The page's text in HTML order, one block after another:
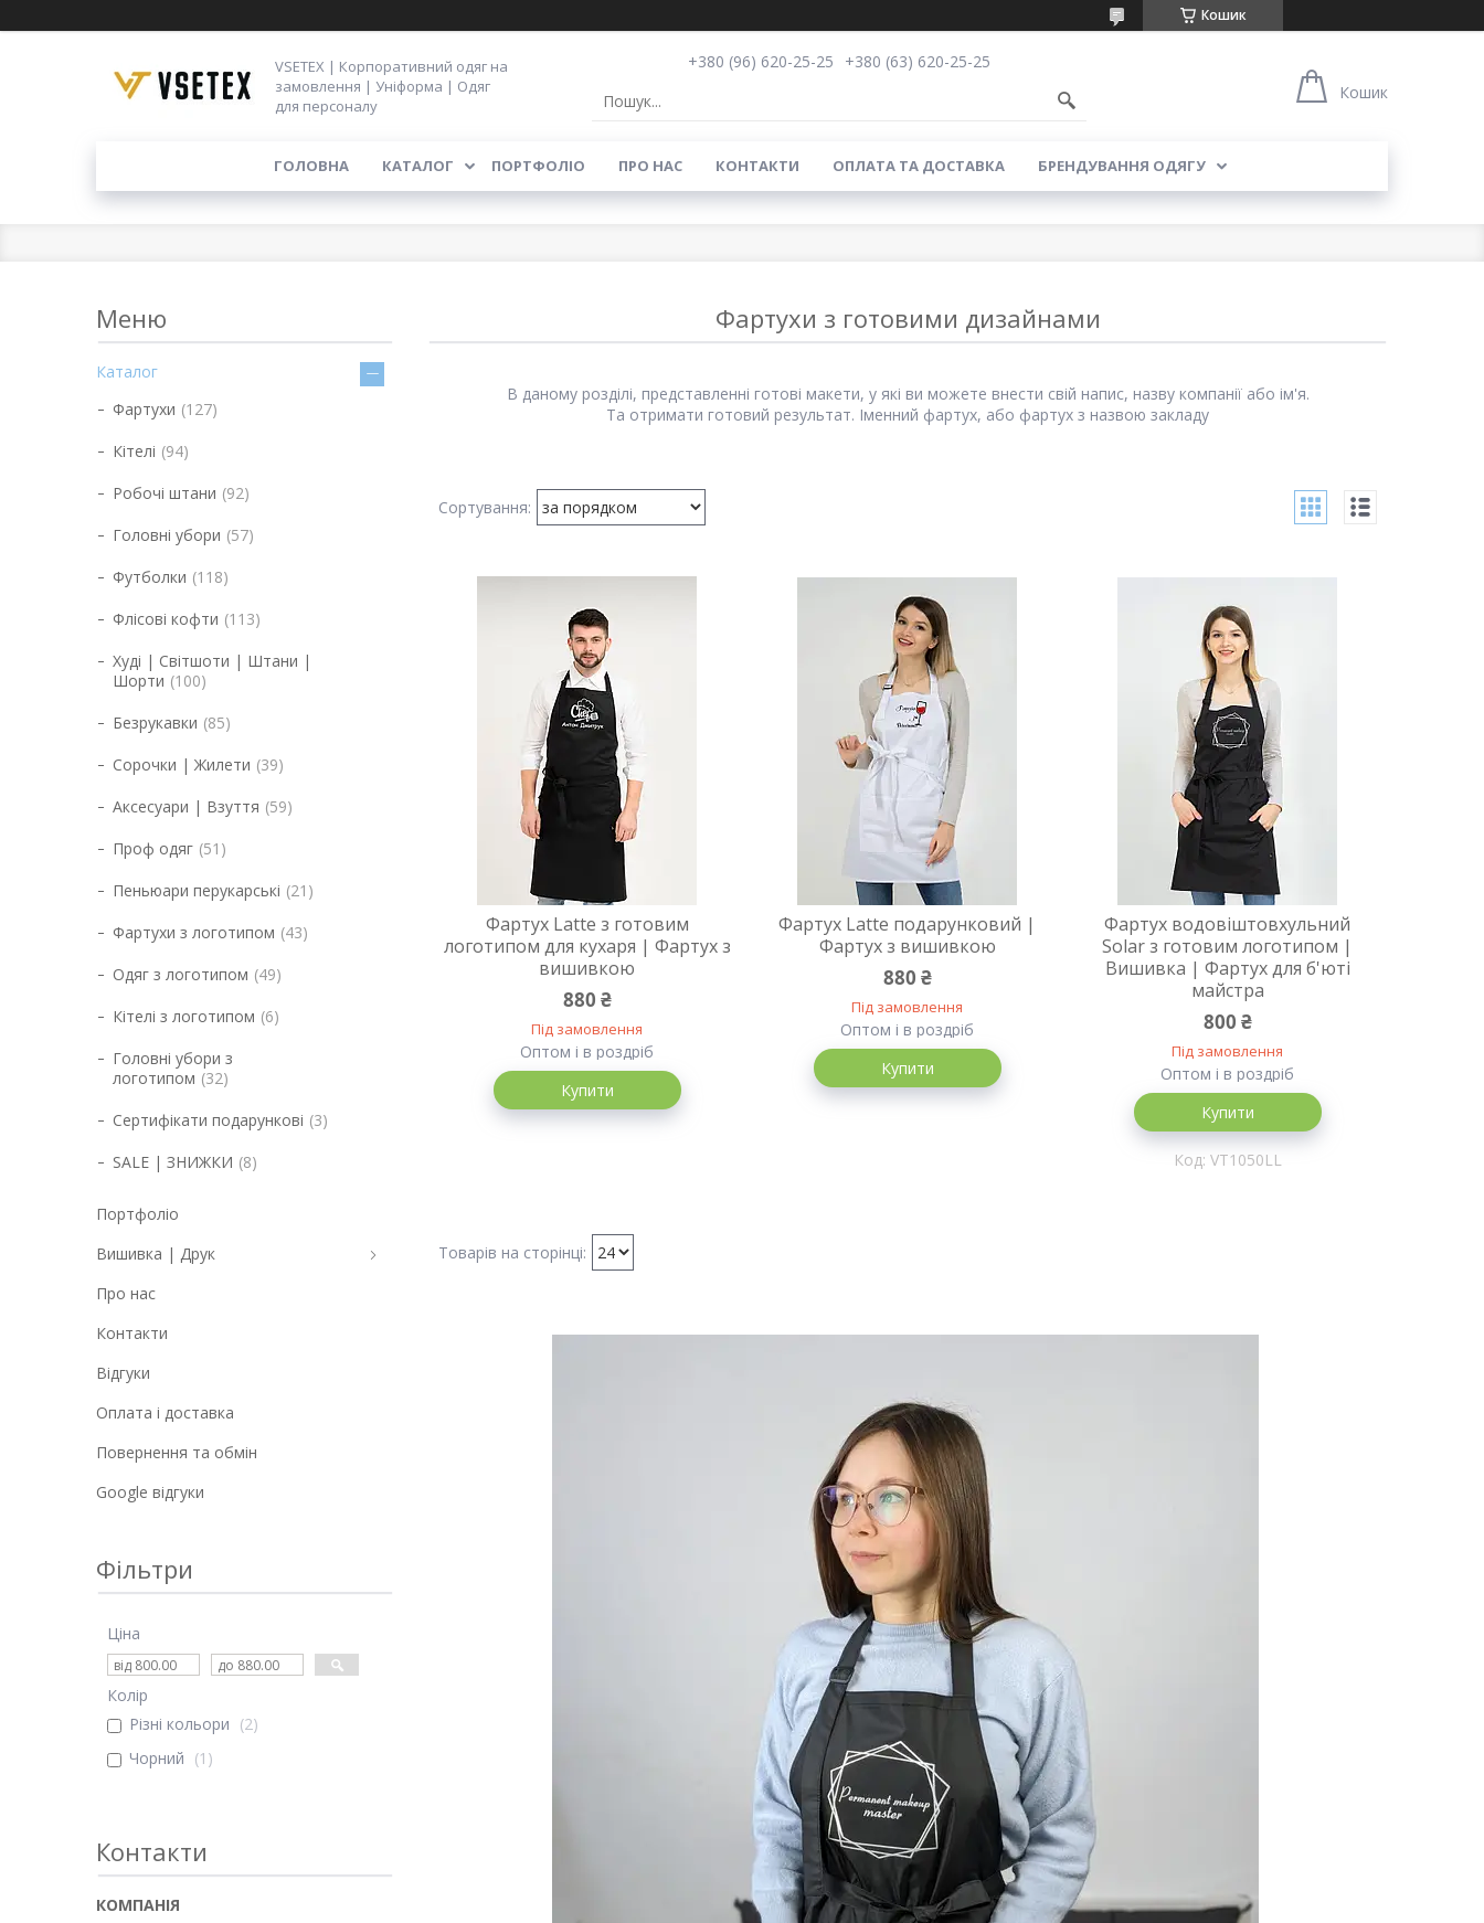
Кошик
VSETEX | Корпоративний одяг на
замовлення | Уніформа | Одяг
для персоналу
+380 (96) 620-25-25
+380 (63) 620-25-25
Кошик
ГОЛОВНА КАТАЛОГ ПОРТФОЛІО ПРО НАС КОНТАКТИ ОПЛАТА ТА ДОСТАВКА БРЕНДУВАННЯ ОДЯГУ
Фартухи з готовими дизайнами
В даному розділі, представленні готові макети, у які ви можете внести свій напис, назву компанії або ім'я.
Та отримати готовий результат. Іменний фартух, або фартух з назвою закладу
Фартух Latte з готовим
логотипом для кухаря | Фартух з
вишивкою
880 ₴
Під замовлення
Оптом і в роздріб
Купити
Фартух Latte подарунковий |
Фартух з вишивкою
880 ₴
Під замовлення
Оптом і в роздріб
Купити
Фартух водовіштовхульний
Solar з готовим логотипом |
Вишивка | Фартух для б'юті
майстра
800 ₴
Під замовлення
Оптом і в роздріб
Купити
VT1050LL
Каталог
Фартухи 127
Кітелі 94
Робочі штани 92
Головні убори 57
Футболки 118
Флісові кофти 113
Худі | Світшоти | Штани |
Шорти 100
Безрукавки 85
Сорочки | Жилети 39
Аксесуари | Взуття 59
Проф одяг 51
Пеньюари перукарські 21
Фартухи з логотипом 43
Одяг з логотипом 49
Кітелі з логотипом 6
Головні убори з
логотипом 32
Сертифікати подарункові 3
SALE | ЗНИЖКИ 8
Портфоліо
Вишивка | Друк
Про нас
Контакти
Відгуки
Оплата і доставка
Повернення та обмін
Google відгуки
Фільтри
Ціна
Колір
Різні кольори
2
Чорний
1
Контакти